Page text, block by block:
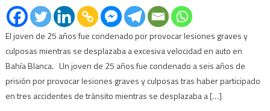
El joven de 25 años fue condenado por provocar lesiones graves y
culposas mientras se desplazaba a excesiva velocidad en auto en
Bahía Blanca. Un joven de 25 años fue condenado a seis años de
prisión por provocar lesiones graves y culposas tras haber participado
en tres accidentes de tránsito mientras se desplazaba a […]